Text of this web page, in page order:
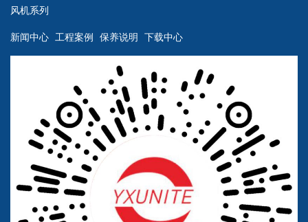
风机系列
新闻中心 工程案例 保养说明 下载中心